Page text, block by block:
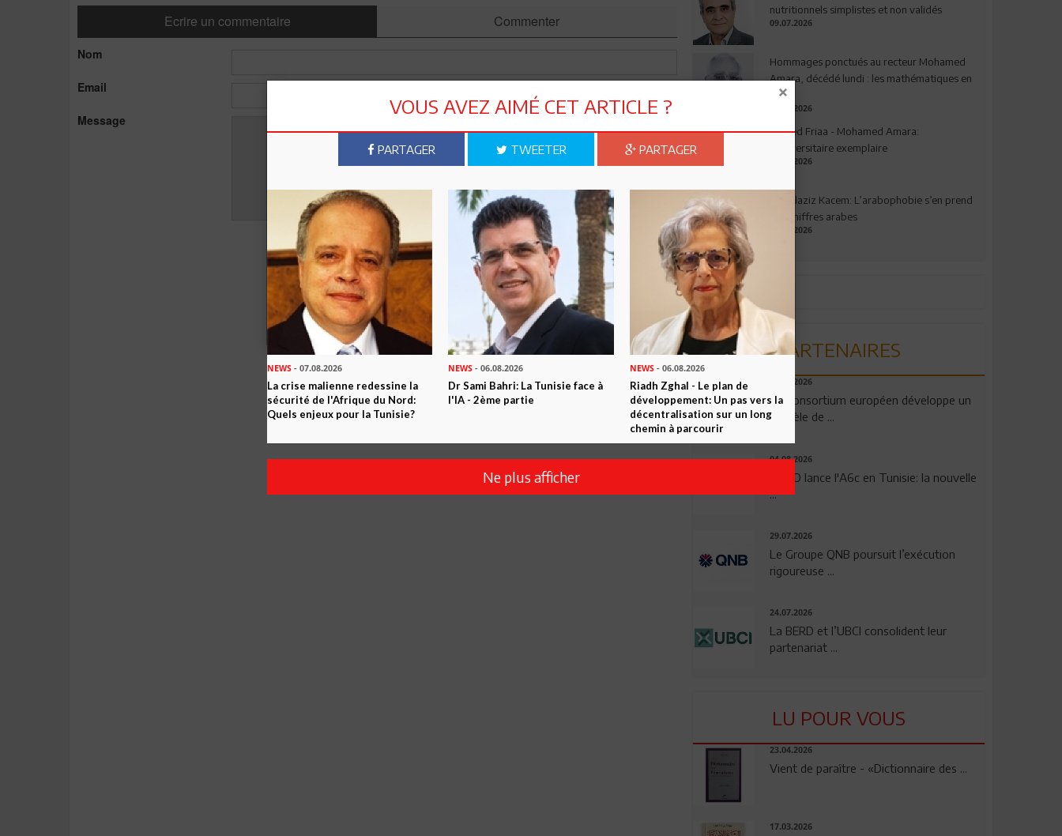
Ecrire un commentaire Commenter
Nom
Email
Message
Envoyer
nutritionnels simplistes et non validés
09.07.2026
Hommages ponctués au recteur Mohamed
Amara, décédé lundi : les mathématiques en
deuil
03.08.2026
Ahmed Friaa - Mohamed Amara:
l’Universitaire exemplaire
04.08.2026
Abdelaziz Kacem: L’arabophobie s’en prend
aux chiffres arabes
09.07.2026
PARTENAIRES
06.08.2026
Un consortium européen développe un
modèle de ...
04.08.2026
OPPO lance l'A6c en Tunisie: la nouvelle
...
29.07.2026
Le Groupe QNB poursuit l’exécution
rigoureuse ...
24.07.2026
La BERD et l’UBCI consolident leur
partenariat ...
LU POUR VOUS
23.04.2026
Vient de paraître - «Dictionnaire des ...
17.03.2026
VOUS AVEZ AIMÉ CET ARTICLE ?
PARTAGER TWEETER PARTAGER
NEWS - 07.08.2026
La crise malienne redessine la
sécurité de l'Afrique du Nord:
Quels enjeux pour la Tunisie?
NEWS - 06.08.2026
Dr Sami Bahri: La Tunisie face à
l'IA - 2ème partie
NEWS- 06.08.2026
Riadh Zghal - Le plan de
développement: Un pas vers la
décentralisation sur un long
chemin à parcourir
Ne plus afficher